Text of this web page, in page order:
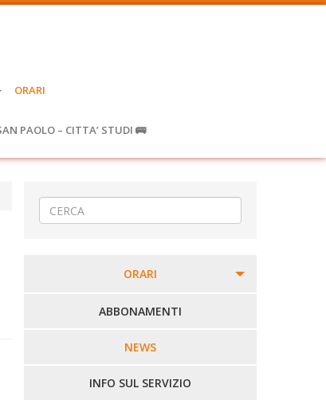
ORARI
PAOLO – CITTA’ STUDI 🚌
ORARI
PERCORSI URBANI IN BIELLA
LINEE URBANE VERCELLI
LINEE EXTRAURBANE
ABBONAMENTI
NEWS
INFO SUL SERVIZIO